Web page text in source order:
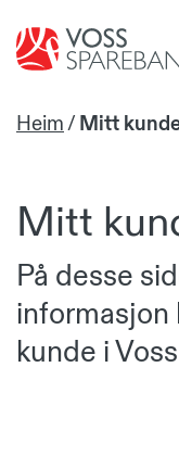
Gå til sideinnhold
Sparebank
Heim/ Mitt
Mitt
På desse
informasjon
kunde i
er